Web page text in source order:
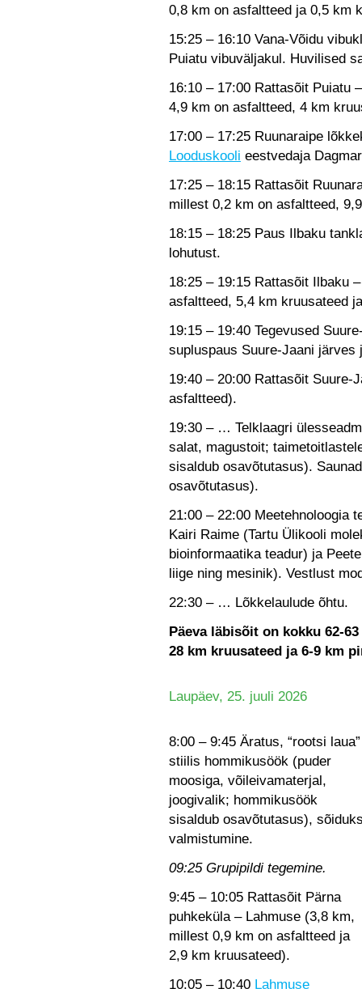
0,8 km on asfaltteed ja 0,5 km
15:25 – 16:10 Vana-Võidu
Puiatu vibuväljakul. Huvilised
16:10 – 17:00 Rattasõit Puiatu
4,9 km on asfaltteed, 4 km
17:00 – 17:25 Ruunaraipe
Looduskooli eestvedaja
17:25 – 18:15 Rattasõit
millest 0,2 km on asfaltteed,
18:15 – 18:25 Paus Ilbaku
lohutust.
18:25 – 19:15 Rattasõit Ilbaku
asfaltteed, 5,4 km kruusateed
19:15 – 19:40 Tegevused
supluspaus Suure-Jaani
19:40 – 20:00 Rattasõit Suure-
asfaltteed).
19:30 – … Telklaagri
salat, magustoit;
sisaldub osavõtutasus).
osavõtutasus).
21:00 – 22:00 Meetehnoloogia
Kairi Raime (Tartu Ülikooli
bioinformaatika teadur) ja
liige ning mesinik). Vestlust
22:30 – … Lõkkelaulude õhtu.
Päeva läbisõit on kokku 62-
28 km kruusateed ja 6-9 km
Laupäev, 25. juuli 2026
8:00 – 9:45 Äratus, “rootsi laua”
stiilis hommikusöök (puder
moosiga, võileivamaterjal,
joogivalik; hommikusöök
sisaldub osavõtutasus),
valmistumine.
09:25 Grupipildi tegemine.
9:45 – 10:05 Rattasõit Pärna
puhkeküla – Lahmuse (3,8 km,
millest 0,9 km on asfaltteed ja
2,9 km kruusateed).
10:05 – 10:40 Lahmuse